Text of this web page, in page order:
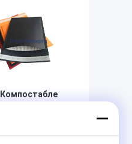
Компостабле